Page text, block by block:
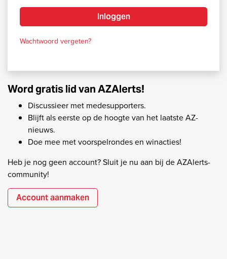
Inloggen
Wachtwoord vergeten?
Word gratis lid van AZAlerts!
Discussieer met medesupporters.
Blijft als eerste op de hoogte van het laatste AZ-
nieuws.
Doe mee met voorspelrondes en winacties!
Heb je nog geen account? Sluit je nu aan bij de AZAlerts-
community!
Account aanmaken